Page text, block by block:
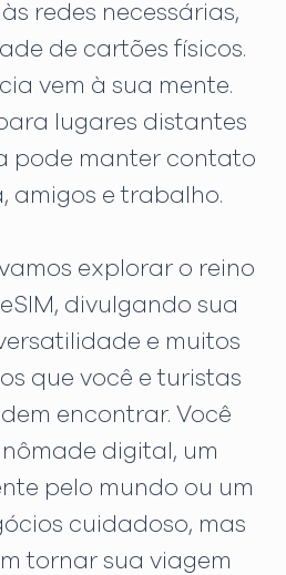
redes necessárias,
de cartões físicos.
vem à sua mente.
lugares distantes
pode manter contato
amigos e trabalho.
explorar o reino
divulgando sua
e muitos
que você e turistas
encontrar. Você
digital, um
pelo mundo ou um
cuidadoso, mas
tornar sua viagem